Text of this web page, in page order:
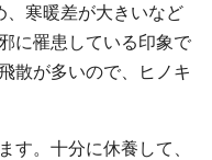
、寒暖差が大きいなど
に罹患している印象で
散が多いので、ヒノキ
す。十分に休養して、